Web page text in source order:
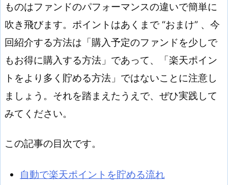
ものはファンドのパフォーマンスの違いで簡単に
吹き飛びます。ポイントはあくまで “おまけ” 、今
回紹介する方法は「購入予定のファンドを少しで
もお得に購入する方法」であって、「楽天ポイン
トをより多く貯める方法」ではないことに注意し
ましょう。それを踏まえたうえで、ぜひ実践して
みてください。
この記事の目次です。
自動で楽天ポイントを貯める流れ